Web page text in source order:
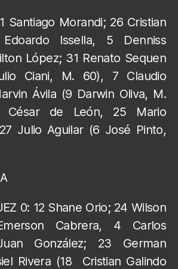
Santiago Morandi; 26 Cristian
Issella, 5 Denniss
López; 31 Renato Sequen
Ciani, M. 60), 7 Claudio
Ávila (9 Darwin Oliva, M.
César de León, 25 Mario
Julio Aguilar (6 José Pinto,
0: 12 Shane Orio; 24 Wilson
Cabrera, 4 Carlos
González; 23 German
Rivera (18 Cristian Galindo